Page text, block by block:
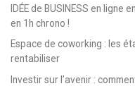
IDÉE de BUSINESS en ligne
en 1h chrono !
Espace de coworking : les
rentabiliser
Investir sur l’avenir :